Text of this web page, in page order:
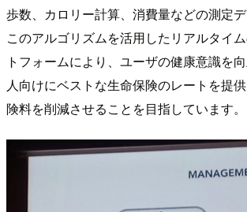
歩数、カロリー計算、消費量などの測定デ
このアルゴリズムを活用したリアルタイ
トフォームにより、ユーザの健康意識を
人向けにベストな生命保険のレートを提
険料を削減させることを目指しています。